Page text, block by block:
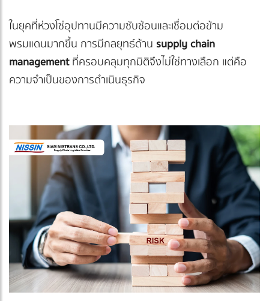
ในยุคที่ห่วงโซ่อุปทานมีความซับซ้อนและเชื่อมต่อข้าม
พรมแดนมากขึ้น การมีกลยุทธ์ด้าน supply chain
managementที่ครอบคลุมทุกมิติจึงไม่ใช่ทางเลือก แต่คือ
ความจำเป็นของการดำเนินธุรกิจ